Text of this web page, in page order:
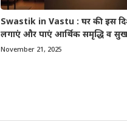
Swastik in Vastu : घर की इस
लगाएं और पाएं आर्थिक समृद्धि व
November 21, 2025